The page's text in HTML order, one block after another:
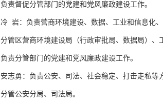
负责督促分管部门的党建和党风廉政建设工作。
冷 岩：负责营商环境建设、数据、工业和信息化
分管区营商环境建设局（行政审批局、数据局）、
负责分管部门的党建和党风廉政建设工作。
安志勇：负责公安、司法、社会稳定、打击走私等
分管公安分局、司法局。